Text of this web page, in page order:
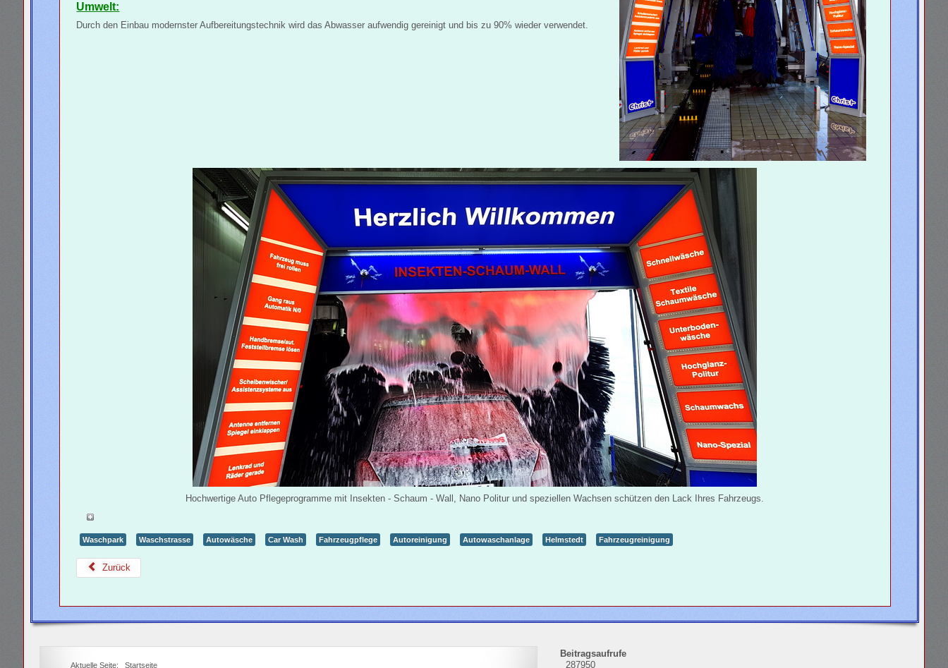
Umwelt:
Durch den Einbau modernster Aufbereitungstechnik wird das Abwasser aufwendig gereinigt und bis zu 90% wieder verwendet.
Hochwertige Auto Pflegeprogramme mit Insekten - Schaum - Wall, Nano Politur und speziellen Wachsen schützen den Lack Ihres Fahrzeugs.
Waschpark Waschstrasse Autowäsche Car Wash Fahrzeugpflege Autoreinigung Autowaschanlage Helmstedt Fahrzeugreinigung
Zurück
Aktuelle Seite: Startseite
Beitragsaufrufe
287950